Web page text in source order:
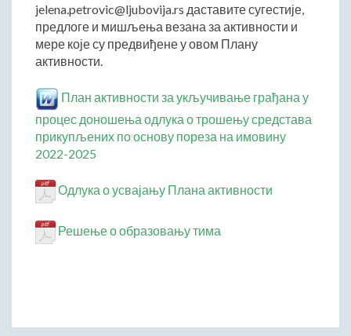
ДРУШТВО
Образовање
Здравствена заштита
Социјална заштита
Спорт
Удружењa
ГАЛЕРИЈА
Љубовија некад
jelena.petrovic@ljubovija.rs даставите сугестије,
предлоге и мишљења везана за активности и
мере које су предвиђене у овом Плану
активности.
План активности за укључивање грађана у
процес доношења одлука о трошењу средстава
прикупљених по основу пореза на имовину
2022-2025
Одлука о усвајању Плана активности
Решење о образовању тима